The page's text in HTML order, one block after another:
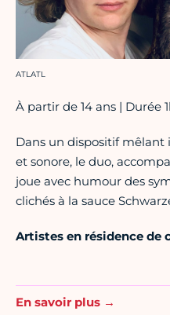
Crédit photo :
ATLATL
À partir de 14 ans | Durée
Dans un dispositif
et sonore, le duo,
joue avec humour des
clichés à la sauce
Artistes en résidence de
En savoir plus →